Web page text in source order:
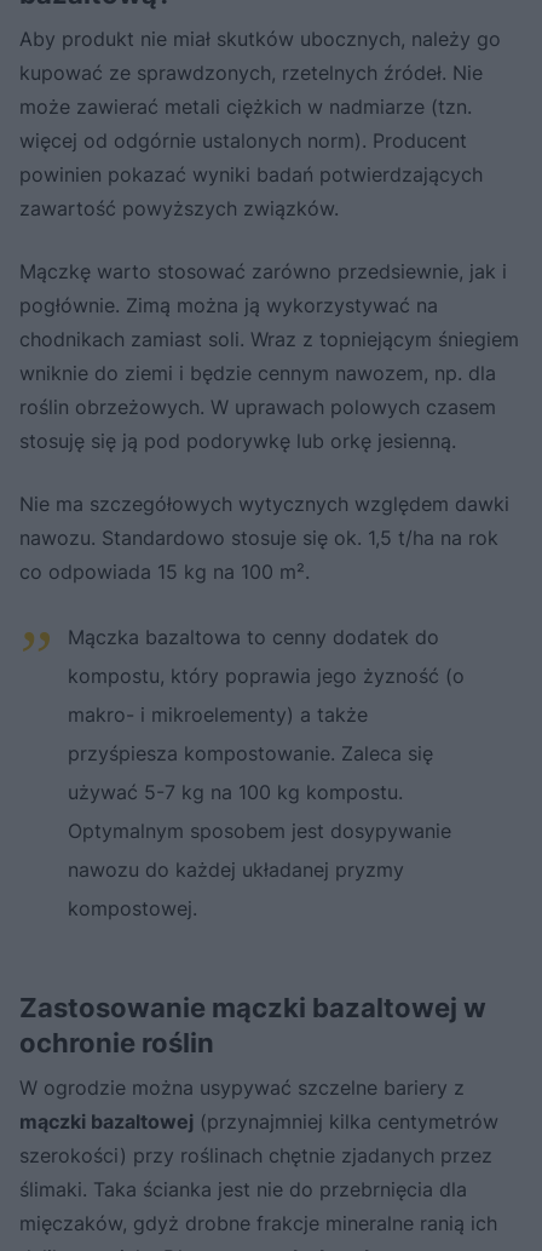
Aby produkt nie miał skutków ubocznych, należy go
kupować ze sprawdzonych, rzetelnych źródeł. Nie
może zawierać metali ciężkich w nadmiarze (tzn.
więcej od odgórnie ustalonych norm). Producent
powinien pokazać wyniki badań potwierdzających
zawartość powyższych związków.
Mączkę warto stosować zarówno przedsiewnie, jak i
pogłównie. Zimą można ją wykorzystywać na
chodnikach zamiast soli. Wraz z topniejącym śniegiem
wniknie do ziemi i będzie cennym nawozem, np. dla
roślin obrzeżowych. W uprawach polowych czasem
stosuję się ją pod podorywkę lub orkę jesienną.
Nie ma szczegółowych wytycznych względem dawki
nawozu. Standardowo stosuje się ok. 1,5 t/ha na rok
co odpowiada 15 kg na 100 m².
Mączka bazaltowa to cenny dodatek do
kompostu, który poprawia jego żyzność (o
makro- i mikroelementy) a także
przyśpiesza kompostowanie. Zaleca się
używać 5-7 kg na 100 kg kompostu.
Optymalnym sposobem jest dosypywanie
nawozu do każdej układanej pryzmy
kompostowej.
Zastosowanie mączki bazaltowej w
ochronie roślin
W ogrodzie można usypywać szczelne bariery z
mączki bazaltowej (przynajmniej kilka centymetrów
szerokości) przy roślinach chętnie zjadanych przez
ślimaki. Taka ścianka jest nie do przebrnięcia dla
mięczaków, gdyż drobne frakcje mineralne ranią ich